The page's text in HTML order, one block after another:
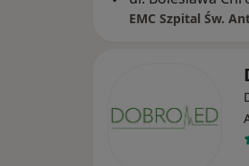
EMC Szpital Św.